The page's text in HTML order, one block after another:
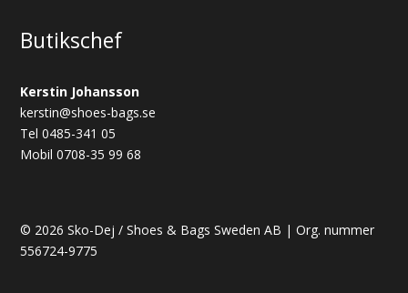
Butikschef
Kerstin Johansson
kerstin@shoes-bags.se
Tel 0485-341 05
Mobil 0708-35 99 68
© 2026 Sko-Dej / Shoes & Bags Sweden AB | Org. nummer
556724-9775